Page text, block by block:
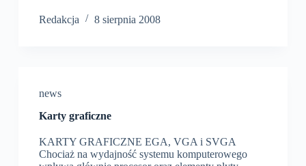
Redakcja 8 sierpnia 2008
news
Karty graficzne
KARTY GRAFICZNE EGA, VGA i SVGA
Chociaż na wydajność systemu komputerowego